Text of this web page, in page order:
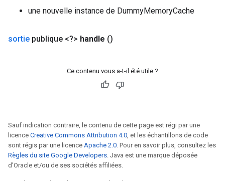
une nouvelle instance de DummyMemoryCache
sortie publique <?> handle ()
Ce contenu vous a-t-il été utile ?
Sauf indication contraire, le contenu de cette page est régi par une
licence Creative Commons Attribution 4.0, et les échantillons de code
sont régis par une licence Apache 2.0. Pour en savoir plus, consultez les
Règles du site Google Developers. Java est une marque déposée
d'Oracle et/ou de ses sociétés affiliées.